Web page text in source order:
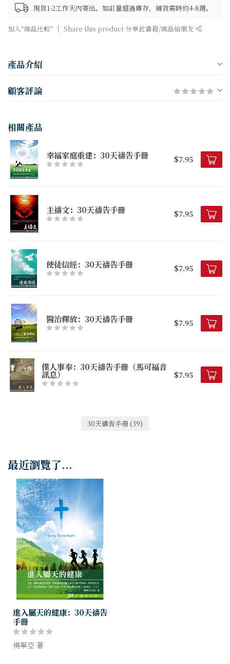
現貨1-2工作天內寄出。如訂量超過庫存，補貨需時約4-8週。
加入"商品比較" Share this product 分享此書籍/商品給朋友
產品介紹
顧客評論
相關產品
幸福家庭重建：30天禱告手冊 $7.95
主禱文：30天禱告手冊 $7.95
使徒信經：30天禱告手冊 $7.95
醫治釋放：30天禱告手冊 $7.95
僕人事奉：30天禱告手冊（馬可福音
訊息） $7.95
30天禱告手冊 (39)
最近瀏覽了...
進入屬天的健康：30天禱告
手冊
楊寧亞 著